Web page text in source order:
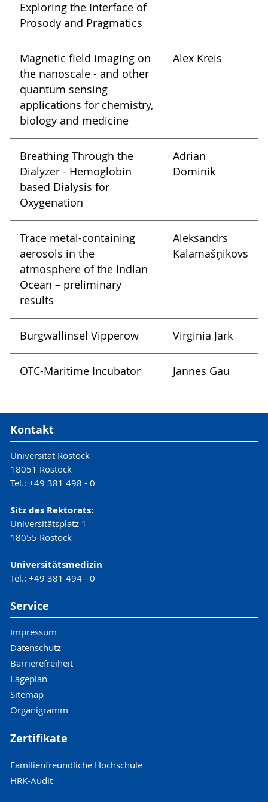
Exploring the Interface of
Prosody and Pragmatics
Magnetic field imaging on
the nanoscale - and other
quantum sensing
applications for chemistry,
biology and medicine
Alex Kreis
Breathing Through the
Dialyzer - Hemoglobin
based Dialysis for
Oxygenation
Adrian
Dominik
Trace metal-containing
aerosols in the
atmosphere of the Indian
Ocean – preliminary
results
Aleksandrs
Kalamašņikovs
Burgwallinsel Vipperow Virginia Jark
OTC-Maritime Incubator Jannes Gau
Kontakt
Universität Rostock
18051 Rostock
Tel.: +49 381 498 - 0
Sitz des Rektorats:
Universitätsplatz 1
18055 Rostock
Universitätsmedizin
Tel.: +49 381 494 - 0
Service
Impressum
Datenschutz
Barrierefreiheit
Lageplan
Sitemap
Organigramm
Zertifikate
Familienfreundliche Hochschule
HRK-Audit